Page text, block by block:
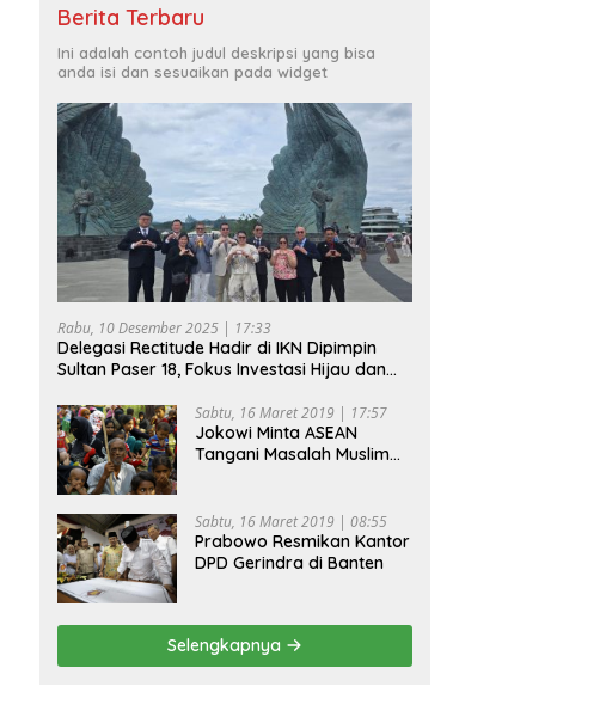
Berita Terbaru
Ini adalah contoh judul deskripsi yang bisa
anda isi dan sesuaikan pada widget
Rabu, 10 Desember 2025 | 17:33
Delegasi Rectitude Hadir di IKN Dipimpin
Sultan Paser 18, Fokus Investasi Hijau dan
Sabtu, 16 Maret 2019 | 17:57
Jokowi Minta ASEAN
Tangani Masalah Muslim
Sabtu, 16 Maret 2019 | 08:55
Prabowo Resmikan Kantor
DPD Gerindra di Banten
Selengkapnya